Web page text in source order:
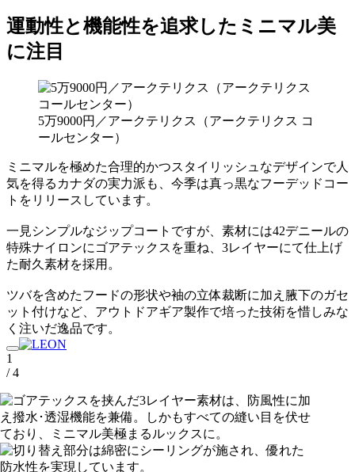
運動性と機能性を追求したミニマル美
に注目
5万9000円／アークテリクス（アークテリクス コ
ールセンター）
ミニマルを極めた合理的かつスタイリッシュなデザインで人
気を得るカナダの実力派も、今季は真っ黒なフーデッドコー
トをリリースしています。
一見シンプルなジップコートですが、素材には42デニールの
特殊ナイロンにゴアテックスを重ね、3レイヤーにて仕上げ
た耐久素材を採用。
ツバを含めたフードの形状や袖の立体裁断に加え腋下のガセ
ット付けなど、アウトドアギア製作で培った技術を惜しみな
く注いだ逸品です。
1
/ 4